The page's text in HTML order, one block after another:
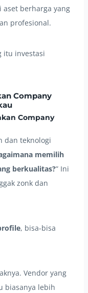
berharga yang
profesional.
itu investasi
Company
Company
dan teknologi
memilih
berkualitas?” Ini
zonk dan
, bisa-bisa
Vendor yang
biasanya lebih